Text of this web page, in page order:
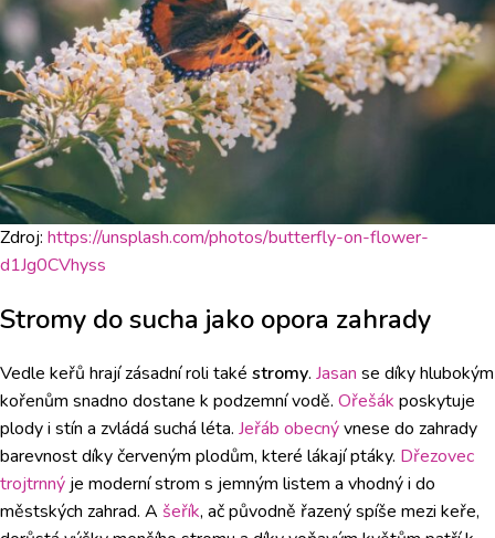
Zdroj: https://unsplash.com/photos/butterfly-on-flower-
d1Jg0CVhyss
Stromy do sucha jako opora zahrady
Vedle keřů hrají zásadní roli také stromy. Jasan se díky hlubokým
kořenům snadno dostane k podzemní vodě. Ořešák poskytuje
plody i stín a zvládá suchá léta. Jeřáb obecnývnese do zahrady
barevnost díky červeným plodům, které lákají ptáky. Dřezovec
trojtrnnýje moderní strom s jemným listem a vhodný i do
městských zahrad. A šeřík, ač původně řazený spíše mezi keře,